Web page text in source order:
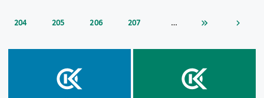
204 205 206 207 …